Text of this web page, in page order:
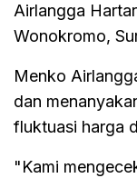
Airlangga
Wonokromo,
Menko
dan
fluktuasi harga
"Kami